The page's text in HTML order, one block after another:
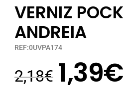
VERNIZ
ANDREIA
REF:0UVPA174
2,18€ 1,39€